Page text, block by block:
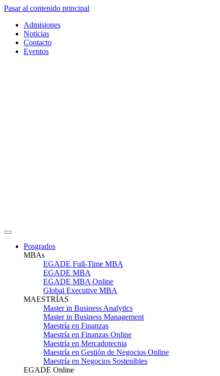
Pasar al contenido principal
Admisiones
Noticias
Contacto
Eventos
Posgrados
MBAs
EGADE Full-Time MBA
EGADE MBA
EGADE MBA Online
Global Executive MBA
MAESTRÍAS
Master in Business Analytics
Master in Business Management
Maestría en Finanzas
Maestría en Finanzas Online
Maestría en Mercadotecnia
Maestría en Gestión de Negocios Online
Maestría en Negocios Sostenibles
EGADE Online